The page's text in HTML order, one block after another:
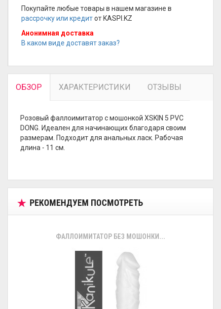
Покупайте любые товары в нашем магазине в
рассрочку или кредитот KASPI.KZ
Анонимная доставка
В каком виде доставят заказ?
ОБЗОР ХАРАКТЕРИСТИКИ ОТЗЫВЫ
Розовый фаллоимитатор с мошонкой XSKIN 5 PVC
DONG. Идеален для начинающих благодаря своим
размерам. Подходит для анальных ласк. Рабочая
длина - 11 см.
РЕКОМЕНДУЕМ ПОСМОТРЕТЬ
ФАЛЛОИМИТАТОР БЕЗ МОШОНКИ...